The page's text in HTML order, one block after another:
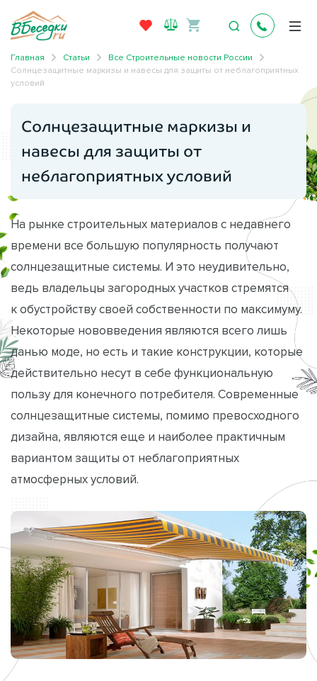
Главная Статьи
Все Строительные новости России
Солнцезащитные маркизы и навесы для защиты от неблагоприятных
условий
Солнцезащитные маркизы и
навесы для защиты от
неблагоприятных условий
На рынке строительных материалов с недавнего
времени все большую популярность получают
солнцезащитные системы. И это неудивительно,
ведь владельцы загородных участков стремятся
к обустройству своей собственности по максимуму.
Некоторые нововведения являются всего лишь
данью моде, но есть и такие конструкции, которые
действительно несут в себе функциональную
пользу для конечного потребителя. Современные
солнцезащитные системы, помимо превосходного
дизайна, являются еще и наиболее практичным
вариантом защиты от неблагоприятных
атмосферных условий.